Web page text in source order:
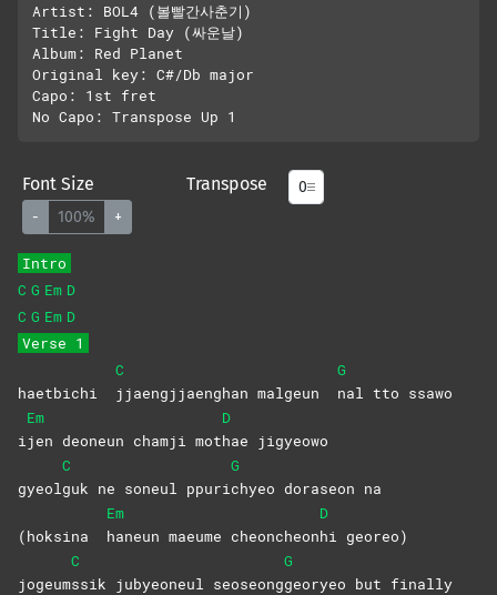
Artist: BOL4 (볼빨간사춘기)
Title: Fight Day (싸운날)
Album: Red Planet
Original key: C#/Db major
Capo: 1st fret
Font Size
- 100% +
Transpose
Intro
C G Em D
C G Em D
Verse 1
haetbichi
C
jjaengjjaenghan malgeun
G
nal tto ssawo
i
Em
jen deoneun chamji mot
D
hae
jigyeowo
gyeol
C
guk ne soneul ppuri
G
chyeo doraseon na
(hoksina
Em
haneun maeume cheoncheon
D
hi georeo)
jogeum
C
ssik jubyeoneul seoseong
G
georyeo but finally